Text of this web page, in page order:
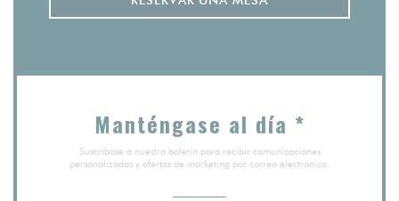
Manténgase al día *
Suscríbase a nuestro boletín para recibir comunicaciones
personalizadas y ofertas de marketing por correo electrónico.